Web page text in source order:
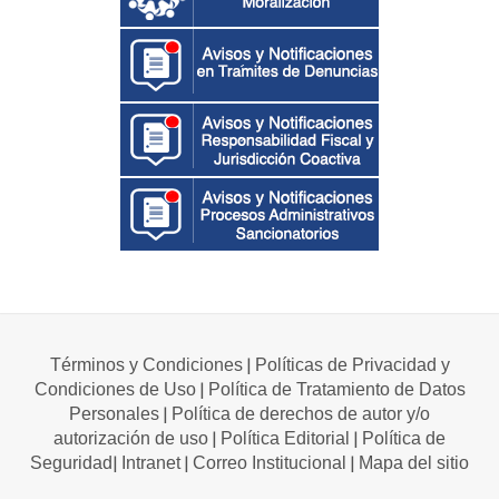
Términos y Condiciones| Políticas de Privacidad y
Condiciones de Uso| Política de Tratamiento de Datos
Personales | Política de derechos de autor y/o
autorización de uso | Política Editorial | Política de
Seguridad| Intranet| Correo Institucional | Mapa del sitio